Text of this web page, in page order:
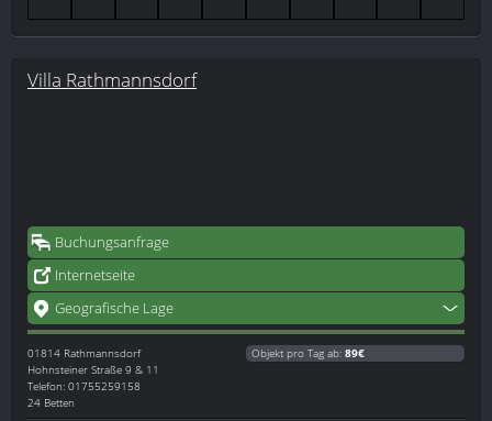
Villa Rathmannsdorf
Buchungsanfrage
Internetseite
Geografische Lage
01814 Rathmannsdorf
Hohnsteiner Straße 9 & 11
Telefon: 01755259158
24 Betten
Objekt pro Tag ab: 89€